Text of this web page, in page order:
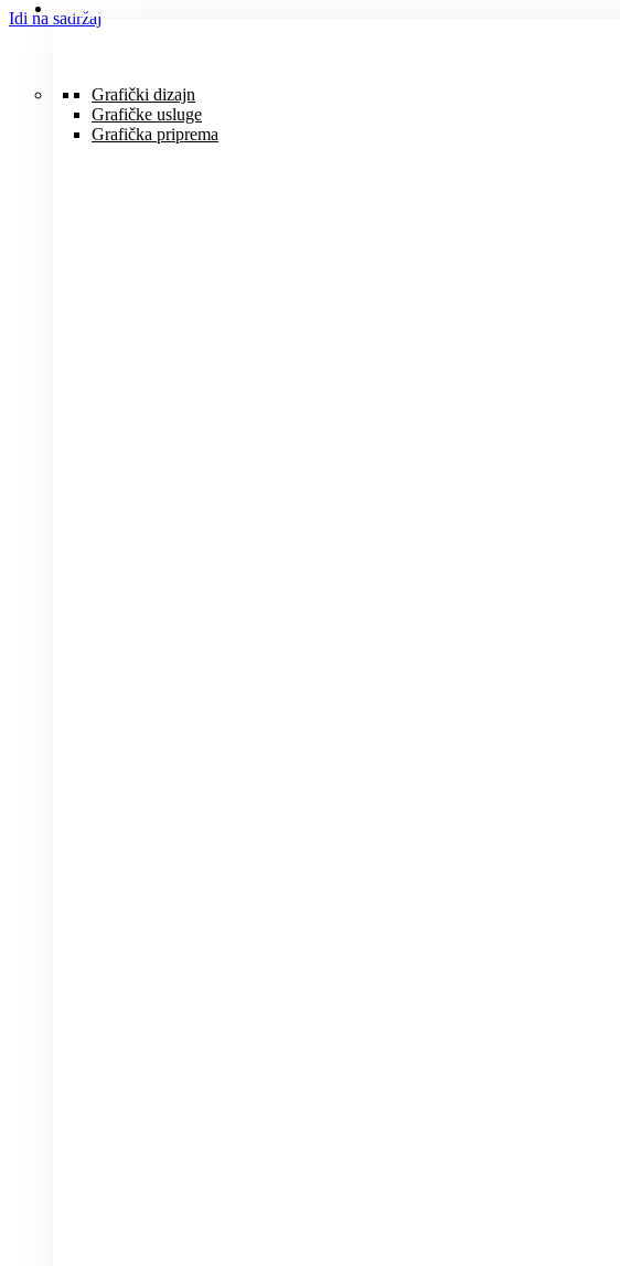
Idi na sadržajUSLUGE
Grafički dizajn
Grafičke usluge
Grafička priprema